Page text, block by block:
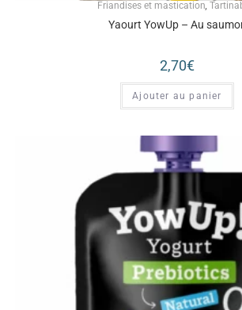
Friandises et mastication,
Yaourt YowUp – Au
2,70€
Ajouter au panier